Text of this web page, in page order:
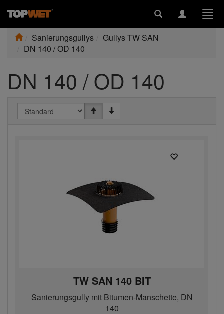
Toggle
Toggle
Sanierungsgullys
Gullys TW SAN
DN 140 / OD 140
DN 140 / OD 140
TW SAN 140 BIT
Sanierungsgully mit Bitumen-Manschette, DN
140